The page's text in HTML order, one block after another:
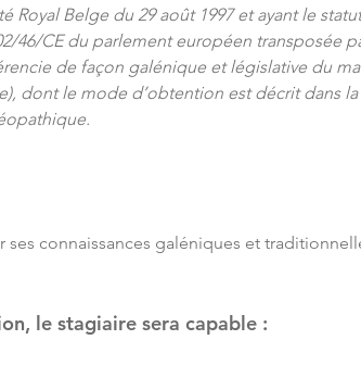
Royal Belge du 29 août 1997 et ayant le
46/CE du parlement européen transposée
de façon galénique et législative du
dont le mode d’obtention est décrit dans
connaissances galéniques et
le stagiaire sera capable :